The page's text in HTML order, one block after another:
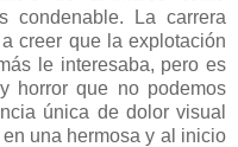
condenable. La carrera
creer que la explotación
le interesaba, pero es
horror que no podemos
única de dolor visual
una hermosa y al inicio